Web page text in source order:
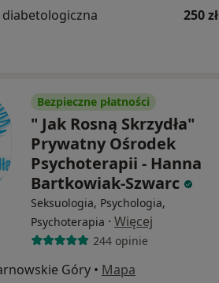
250 zł
Bezpieczne płatności
" Jak Rosną Skrzydła"
Prywatny Ośrodek
Psychoterapii - Hanna
Bartkowiak-Szwarc
Seksuologia, Psychologia,
Psychoterapia · Więcej
244 opinie
Góry • Mapa